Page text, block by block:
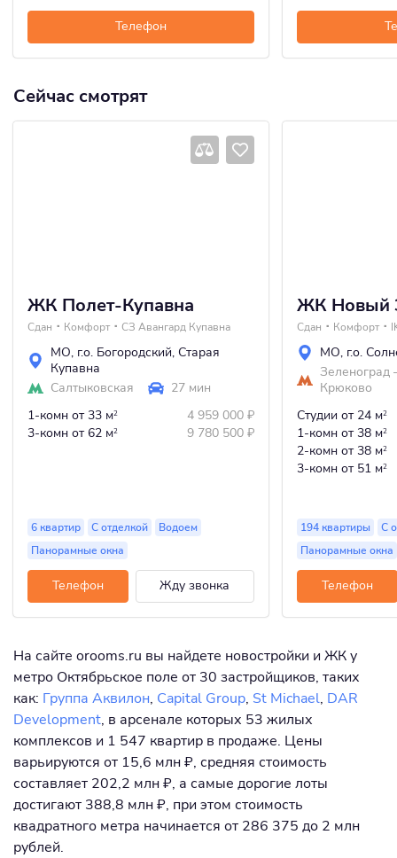
Телефон
Сейчас смотрят
ЖК Полет-Купавна
Сдан Комфорт СЗ Авангард Купавна
МО, г.о. Богородский, Старая
Купавна
Салтыковская
27 мин
1-комн от 33 м2 4 959 000 ₽
3-комн от 62 м2 9 780 500 ₽
6 квартир С отделкой
Водоем
Панорамные окна
Телефон Жду звонка
ЖК Новый
Сдан Комфорт
МО, г.о.
Крюково
Студии от 24 м2
1-комн от 38 м2
2-комн от 38 м2
3-комн от 51 м2
194 квартиры
С
Панорамные окна
Телефон
На сайте orooms.ru вы найдете новостройки и ЖК у
метро Октябрьское поле от 30 застройщиков, таких
как: Группа Аквилон, Capital Group, St Michael, DAR
Development, в арсенале которых 53 жилых
комплексов и 1 547 квартир в продаже. Цены
варьируются от 15,6 млн ₽, средняя стоимость
составляет 202,2 млн ₽, а самые дорогие лоты
достигают 388,8 млн ₽, при этом стоимость
квадратного метра начинается от 286 375 до 2 млн
рублей.